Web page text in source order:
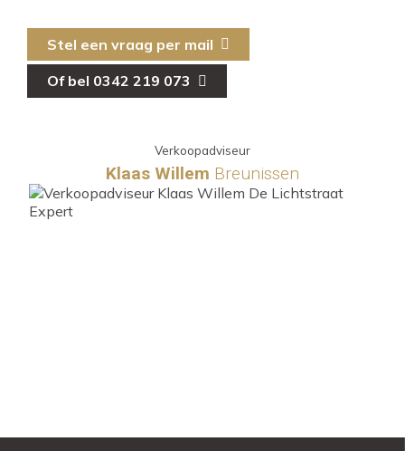
Stel een vraag per mail
Of bel 0342 219 073
Verkoopadviseur
Klaas Willem Breunissen